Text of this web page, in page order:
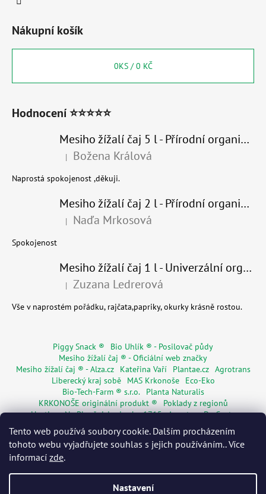
Tento web používá soubory cookie. Dalším procházením
tohoto webu vyjadřujete souhlas s jejich používáním.. Více
informací zde.
Nastavení
Nákupní košík
0KS /0 KČ
Hodnocení ⭐⭐⭐⭐⭐
Mesiho žížalí čaj 5 l - Přírodní organické hnojivo 100% nature
Hodnocení produktu je 5 z 5 hvězdiček.
| Božena Králová
Naprostá spokojenost ,děkuji.
Mesiho žížalí čaj 2 l - Přírodní organické hnojivo 100% nature - recyklovaný obal
Hodnocení produktu je 5 z 5 hvězdiček.
| Naďa Mrkosová
Spokojenost
Mesiho žížalí čaj 1 l - Univerzální organické hnojivo
Hodnocení produktu je 5 z 5 hvězdiček.
| Zuzana Ledrerová
Vše v naprostém pořádku, rajčata,papriky, okurky krásně rostou.
Piggy Snack ®
Bio Uhlík ® - Posilovač půdy
Mesiho žížalí čaj ® - Oficiální web značky
Mesiho žížalí čaj ® - Alza.cz
Kateřina Vaří Plantae.cz Agrotrans
Liberecký kraj sobě
MAS Krkonoše
Eco-Eko
Bio-Tech-Farm ® s.r.o.
Planta Naturalis
KRKONOŠE originální produkt ®
Poklady z regionů
Hostinec Na Ploužnici od roku 1715 Agentura De Costy
Živá Dřevěnka
Regionální značky
Květinářství Mia s.r.o.
Rodinné pasy
Senior pas WORMÁK